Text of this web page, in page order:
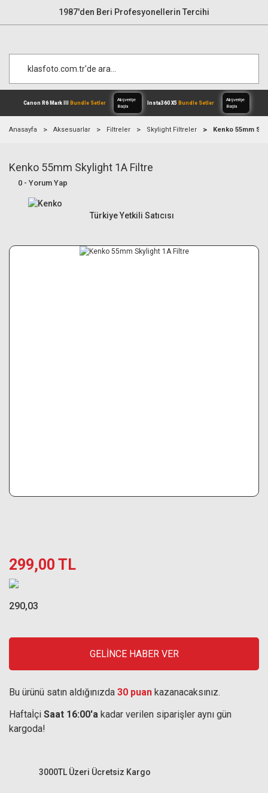
1987'den Beri Profesyonellerin Tercihi
Canon R6 Mark III Bundle Setler
Anasayfa Aksesuarlar Filtreler Skylight Filtreler Kenko 55mm
Kenko 55mm Skylight 1A Filtre
0 - Yorum Yap
Türkiye Yetkili Satıcısı
299,00 TL
290,03
GELİNCE HABER VER
Bu ürünü satın aldığınızda 30 puan kazanacaksınız.
Haftaİçi Saat 16:00'a kadar verilen siparişler aynı gün
kargoda!
3000TL Üzeri Ücretsiz Kargo